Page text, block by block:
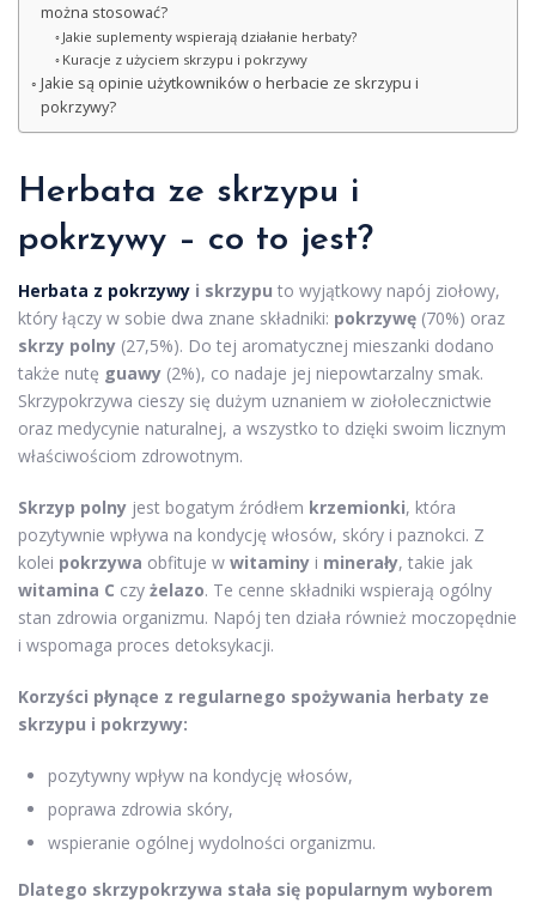
można stosować?
Jakie suplementy wspierają działanie herbaty?
Kuracje z użyciem skrzypu i pokrzywy
Jakie są opinie użytkowników o herbacie ze skrzypu i
pokrzywy?
Herbata ze skrzypu i
pokrzywy – co to jest?
Herbata z pokrzywy i skrzypu to wyjątkowy napój ziołowy,
który łączy w sobie dwa znane składniki: pokrzywę (70%) oraz
skrzy polny (27,5%). Do tej aromatycznej mieszanki dodano
także nutę guawy (2%), co nadaje jej niepowtarzalny smak.
Skrzypokrzywa cieszy się dużym uznaniem w ziołolecznictwie
oraz medycynie naturalnej, a wszystko to dzięki swoim licznym
właściwościom zdrowotnym.
Skrzyp polny jest bogatym źródłem krzemionki, która
pozytywnie wpływa na kondycję włosów, skóry i paznokci. Z
kolei pokrzywa obfituje w witaminy i minerały, takie jak
witamina C czy żelazo. Te cenne składniki wspierają ogólny
stan zdrowia organizmu. Napój ten działa również moczopędnie
i wspomaga proces detoksykacji.
Korzyści płynące z regularnego spożywania herbaty ze
skrzypu i pokrzywy:
pozytywny wpływ na kondycję włosów,
poprawa zdrowia skóry,
wspieranie ogólnej wydolności organizmu.
Dlatego skrzypokrzywa stała się popularnym wyborem